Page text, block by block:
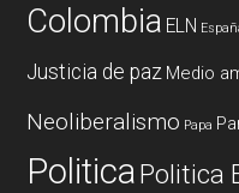
Colombia ELN
Justicia de paz Medio
Neoliberalismo Papa
PoliticaPolitica